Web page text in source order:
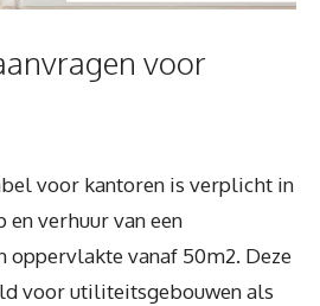
voor
voor kantoren is verplicht in
en verhuur van een
oppervlakte vanaf 50m2. Deze
voor utiliteitsgebouwen als